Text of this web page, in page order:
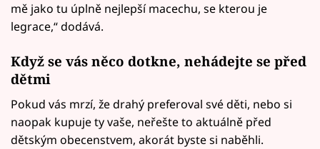
mě jako tu úplně nejlepší macechu, se kterou je
legrace,“ dodává.
Když se vás něco dotkne, nehádejte se před
dětmi
Pokud vás mrzí, že drahý preferoval své děti, nebo si
naopak kupuje ty vaše, neřešte to aktuálně před
dětským obecenstvem, akorát byste si naběhli.